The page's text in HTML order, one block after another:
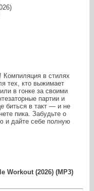
Компиляция в стилях
тех, кто выжимает
в гонке за своими
партии и
биться в такт — и не
пика. Забудьте о
и дайте себе полную
Workout (2026) (MP3)